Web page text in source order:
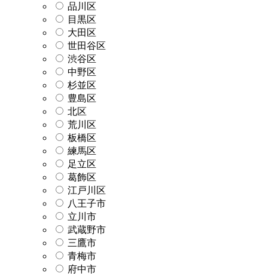
品川区
目黒区
大田区
世田谷区
渋谷区
中野区
杉並区
豊島区
北区
荒川区
板橋区
練馬区
足立区
葛飾区
江戸川区
八王子市
立川市
武蔵野市
三鷹市
青梅市
府中市